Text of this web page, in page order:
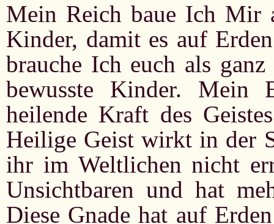
Mein Reich baue Ich Mir
Kinder, damit es auf
brauche Ich euch als
bewusste Kinder.
heilende Kraft des
Heilige Geist wirkt in der
ihr im Weltlichen nicht
Unsichtbaren und hat
Diese Gnade hat auf